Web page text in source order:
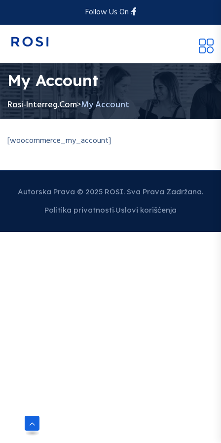
Follow Us On :
My Account
Rosi-Interreg.com>My Account
[woocommerce_my_account]
Autorska Prava © 2025 ROSI. Sva Prava Zadržana.
Politika privatnosti Uslovi korišćenja